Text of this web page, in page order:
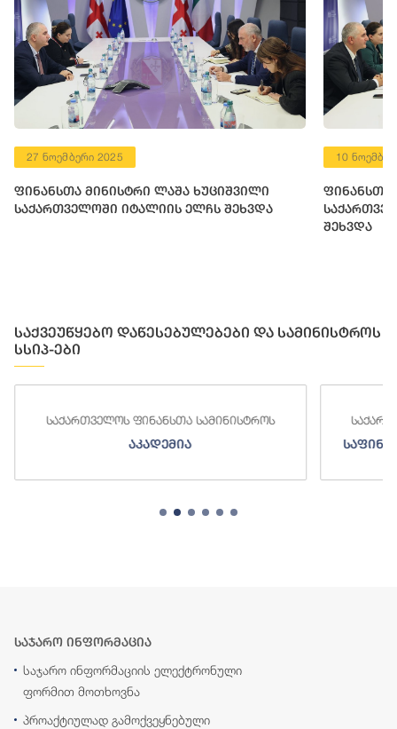
27 ნოემბერი 2025
ფინანსთა მინისტრი ლაშა ხუციშვილი
საქართველოში იტალიის ელჩს შეხვდა
10
ფინანსთა
შეხვდა
საქვეუწყებო დაწესებულებები და სამინისტროს
სსიპ-ები
სამინისტროს
საქართველოს ფინანსთა სამინისტროს
საფინანსო-ანალიტიკური
საჯარო ინფორმაცია
საჯარო ინფორმაციის ელექტრონული
ფორმით მოთხოვნა
პროაქტიულად გამოქვეყნებული